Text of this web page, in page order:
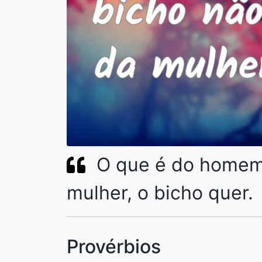
O que é do
mulher, o bicho quer.
Provérbios